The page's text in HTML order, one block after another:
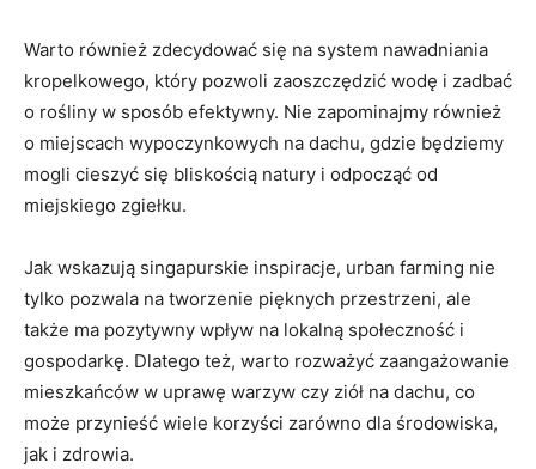
Warto również zdecydować się na system nawadniania
kropelkowego, który pozwoli zaoszczędzić wodę‌ i zadbać
o rośliny w sposób efektywny. Nie ‌zapominajmy również
o miejscach ⁣wypoczynkowych na dachu, gdzie będziemy
mogli cieszyć się bliskością natury i odpocząć od
miejskiego zgiełku.
Jak wskazują singapurskie⁤ inspiracje, ​urban farming nie
tylko pozwala na tworzenie pięknych ‌przestrzeni, ale
także ma pozytywny⁤ wpływ na lokalną‍ społeczność i
gospodarkę. Dlatego też, warto‌ rozważyć zaangażowanie
mieszkańców⁤ w​ uprawę warzyw czy ⁣ziół na dachu, co
może ⁤przynieść⁢ wiele⁤ korzyści zarówno dla ‍środowiska,
jak i zdrowia.